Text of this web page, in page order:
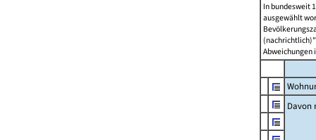
In bundesweit
ausgewählt
Abweichungen
Davon